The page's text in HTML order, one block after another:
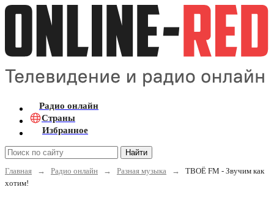
Радио онлайн
Страны
Избранное
Найти
Главная
→ Радио онлайн → Разная музыка →
ТВОЁ FM - Звучим как
хотим!